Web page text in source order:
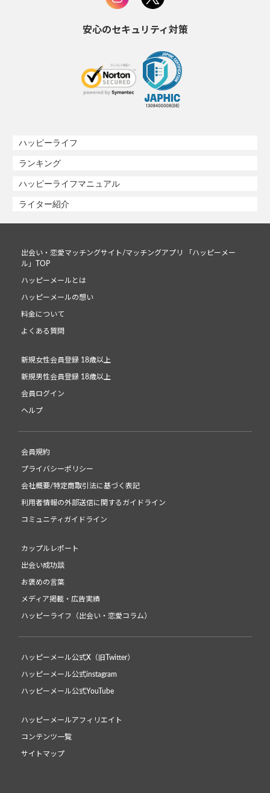
安心のセキュリティ対策
ハッピーライフ
ランキング
ハッピーライフマニュアル
ライター紹介
出会い・恋愛マッチングサイト/マッチングアプリ 「ハッピーメー
ル」TOP
ハッピーメールとは
ハッピーメールの想い
料金について
よくある質問
新規女性会員登録 18歳以上
新規男性会員登録 18歳以上
会員ログイン
ヘルプ
会員規約
プライバシーポリシー
会社概要/特定商取引法に基づく表記
利用者情報の外部送信に関するガイドライン
コミュニティガイドライン
カップルレポート
出会い成功談
お褒めの言葉
メディア掲載・広告実績
ハッピーライフ（出会い・恋愛コラム）
ハッピーメール公式X（旧Twitter）
ハッピーメール公式instagram
ハッピーメール公式YouTube
ハッピーメールアフィリエイト
コンテンツ一覧
サイトマップ